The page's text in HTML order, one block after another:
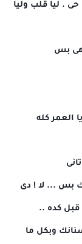
. ليا قلب وليا
هى بس
العمر كله
بس ... لا ! دى
قبل كده ..
وبكل ما